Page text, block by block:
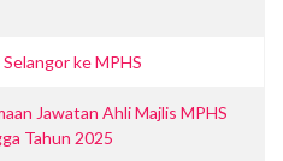
ke MPHS
Jawatan Ahli Majlis MPHS
Tahun 2025